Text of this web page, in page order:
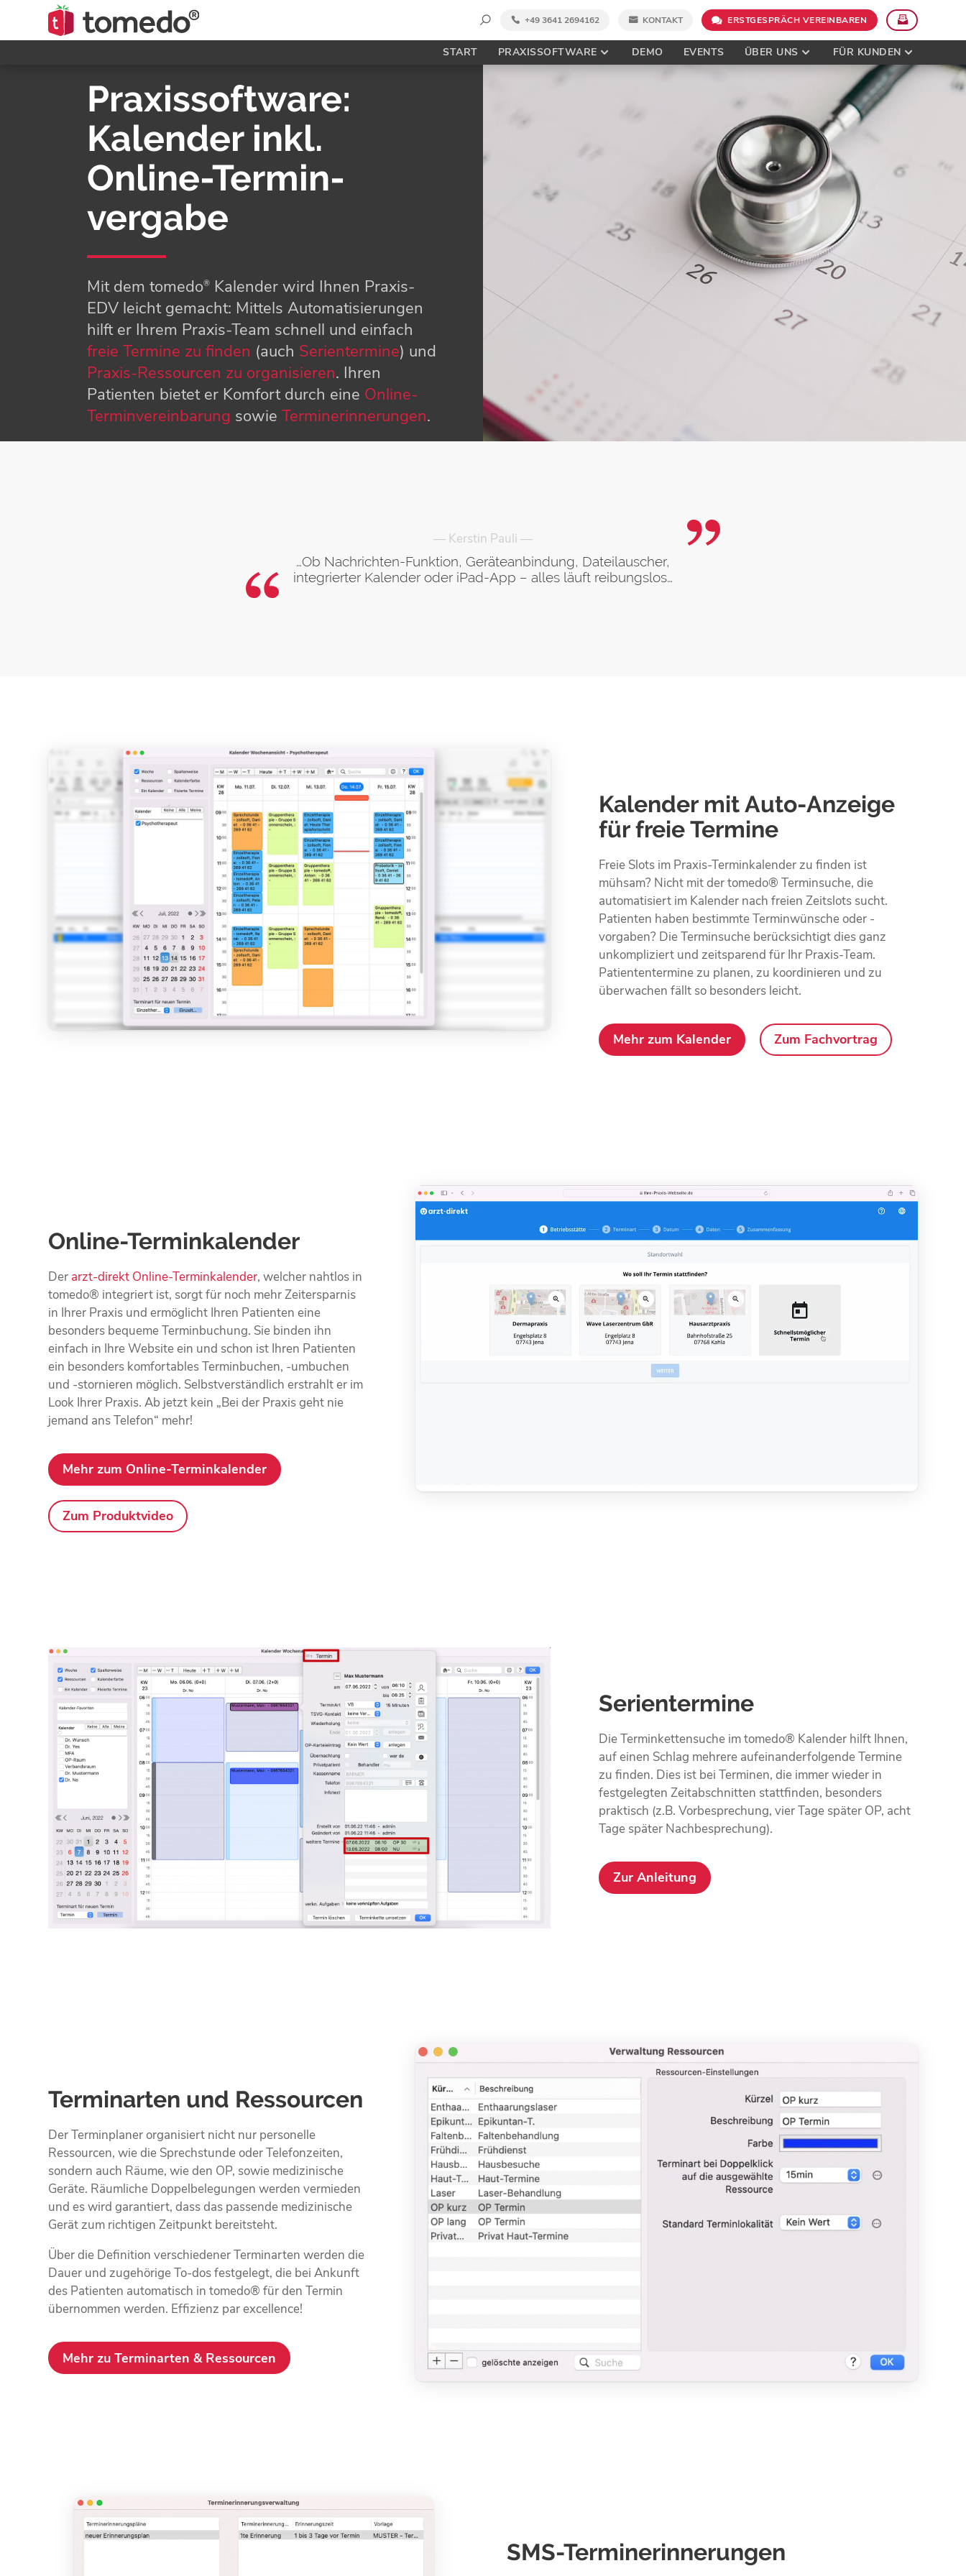
Suche
nach:
+49 3641 2694162 KONTAKT ERSTGESPRÄCH VEREINBAREN
START PRAXISSOFTWARE DEMO EVENTS ÜBER UNS FÜR KUNDEN
Praxissoftware:
Kalender inkl.
Online-Termin­
vergabe
Mit dem tomedo®Kalender wird Ihnen Praxis-
EDV leicht gemacht: Mittels Automatisierungen
hilft er Ihrem Praxis-Team schnell und einfach
freie Termine zu finden (auch Serientermine) und
Praxis-Ressourcen zu organisieren. Ihren
Patienten bietet er Komfort durch eine Online-
Terminvereinbarung sowie Terminerinnerungen.
— Kerstin Pauli —
…Ob Nachrichten-Funktion, Geräteanbindung, Dateilauscher,
integrierter Kalender oder iPad-App ­– alles läuft reibungslos…
Kalender mit Auto-Anzeige
für freie Termine
Freie Slots im Praxis-Terminkalender zu finden ist
mühsam? Nicht mit der tomedo® Terminsuche, die
automatisiert im Kalender nach freien Zeitslots sucht.
Patienten haben bestimmte Terminwünsche oder -
vorgaben? Die Terminsuche berücksichtigt dies ganz
unkompliziert und zeitsparend für Ihr Praxis-Team.
Patiententermine zu planen, zu koordinieren und zu
überwachen fällt so besonders leicht.
Mehr zum Kalender Zum Fachvortrag
Online-Terminkalender
Der arzt-direkt Online-Terminkalender, welcher nahtlos in
tomedo® integriert ist, sorgt für noch mehr Zeitersparnis
in Ihrer Praxis und ermöglicht Ihren Patienten eine
besonders bequeme Termin­buchung. Sie binden ihn
einfach in Ihre Website ein und schon ist Ihren Patienten
ein besonders komfortables Terminbuchen, -umbuchen
und -stornieren möglich. Selbstver­ständlich erstrahlt er im
Look Ihrer Praxis. Ab jetzt kein „Bei der Praxis geht nie
jemand ans Telefon“ mehr!
Mehr zum Online-Terminkalender
Zum Produktvideo
Serientermine
Die Terminkettensuche im tomedo® Kalender hilft Ihnen,
auf einen Schlag mehrere aufeinanderfolgende Termine
zu finden. Dies ist bei Terminen, die immer wieder in
festgelegten Zeitabschnitten stattfinden, besonders
praktisch (z.B. Vorbesprechung, vier Tage später OP, acht
Tage später Nachbesprechung).
Zur Anleitung
Terminarten und Ressourcen
Der Terminplaner organisiert nicht nur personelle
Ressourcen, wie die Sprechstunde oder Telefonzeiten,
sondern auch Räume, wie den OP, sowie medizinische
Geräte. Räumliche Doppelbelegungen werden vermieden
und es wird garantiert, dass das passende medizinische
Gerät zum richtigen Zeitpunkt bereitsteht.
Über die Definition verschiedener Terminarten werden die
Dauer und zugehörige To-dos festgelegt, die bei Ankunft
des Patienten automatisch in tomedo® für den Termin
übernommen werden. Effizienz par excellence!
Mehr zu Terminarten & Ressourcen
SMS-Terminerinnerungen